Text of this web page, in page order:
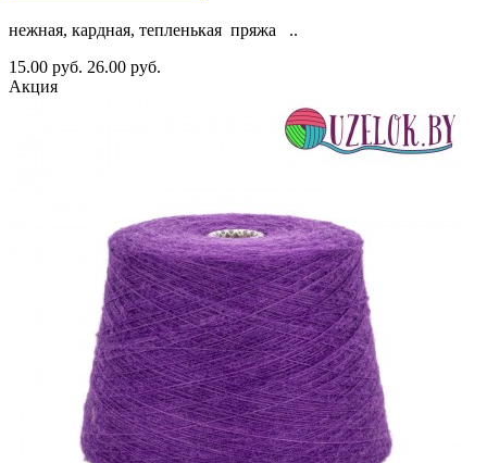
нежная, кардная, тепленькая пряжа ..
15.00 руб. 26.00 руб.
Акция